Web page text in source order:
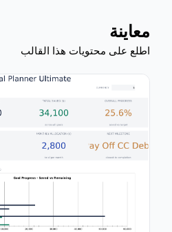
معاينة
اطلع على محتويات هذا القالب